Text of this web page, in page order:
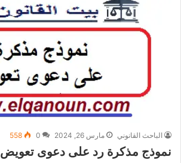
الباحث القانوني مارس 26, 2024 0
558
نموذج مذكرة رد على دعوى تعويض